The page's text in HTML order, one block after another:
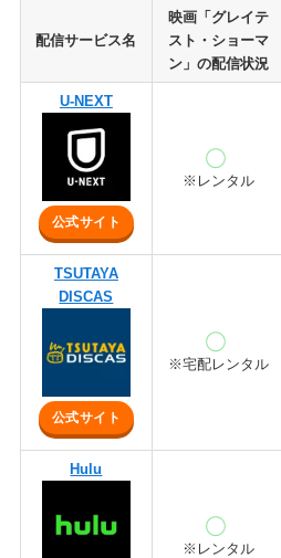
配信サービス名
映画「グレイテ
スト・ショーマ
ン」の配信状況
U-NEXT
公式サイト
※レンタル
TSUTAYA
DISCAS
公式サイト
※宅配レンタル
Hulu
※レンタル